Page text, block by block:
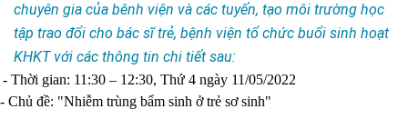
chuyên gia của bênh viện và các tuyến, tạo môi trường học
tập trao đổi cho bác sĩ trẻ, bệnh viện tổ chức buổi sinh hoạt
KHKT với các thông tin chi tiết sau:
- Thời gian: 11:30 – 12:30, Thứ 4 ngày 11/05/2022
- Chủ đề: "Nhiễm trùng bẩm sinh ở trẻ sơ sinh"